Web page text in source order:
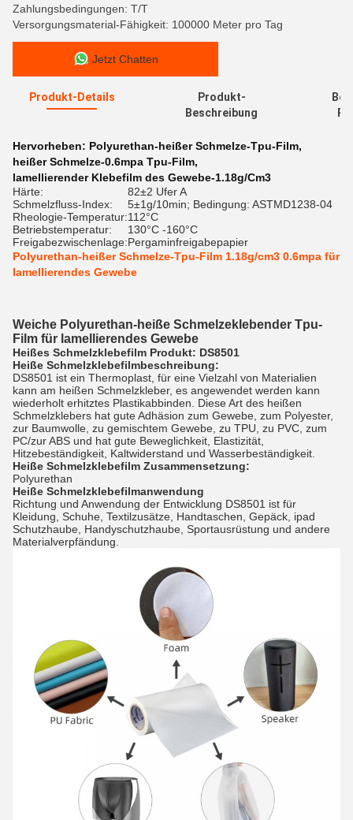
Zahlungsbedingungen: T/T
Versorgungsmaterial-Fähigkeit: 100000 Meter pro Tag
Jetzt Chatten
Produkt-Details
Produkt-
Beschreibung
Hervorheben: Polyurethan-heißer Schmelze-Tpu-Film,
heißer Schmelze-0.6mpa Tpu-Film,
lamellierender Klebefilm des Gewebe-1.18g/Cm3
Härte:
82±2 Ufer A
Schmelzfluss-Index:
5±1g/10min; Bedingung: ASTMD1238-04
Rheologie-Temperatur:112°C
Betriebstemperatur:
130°C -160°C
Freigabezwischenlage:Pergaminfreigabepapier
Polyurethan-heißer Schmelze-Tpu-Film 1.18g/cm3 0.6mpa für
lamellierendes Gewebe
Weiche Polyurethan-heiße Schmelzeklebender Tpu-
Film für lamellierendes Gewebe
Heißes Schmelzklebefilm Produkt: DS8501
Heiße Schmelzklebefilmbeschreibung:
DS8501 ist ein Thermoplast, für eine Vielzahl von Materialien
kann am heißen Schmelzkleber, es angewendet werden kann
wiederholt erhitztes Plastikabbinden. Diese Art des heißen
Schmelzklebers hat gute Adhäsion zum Gewebe, zum Polyester,
zur Baumwolle, zu gemischtem Gewebe, zu TPU, zu PVC, zum
PC/zur ABS und hat gute Beweglichkeit, Elastizität,
Hitzebeständigkeit, Kaltwiderstand und Wasserbeständigkeit.
Heiße Schmelzklebefilm Zusammensetzung:
Polyurethan
Heiße Schmelzklebefilmanwendung
Richtung und Anwendung der Entwicklung DS8501 ist für
Kleidung, Schuhe, Textilzusätze, Handtaschen, Gepäck, ipad
Schutzhaube, Handyschutzhaube, Sportausrüstung und andere
Materialverpfändung.